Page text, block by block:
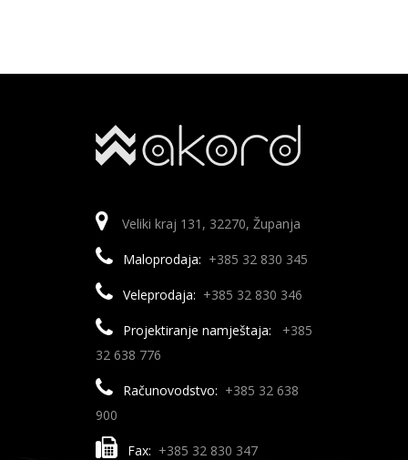
Veliki kraj 131, 32270, Županja
Maloprodaja: +385 32 830 345
Veleprodaja: +385 32 830 346
Projektiranje namještaja:
+385
32 638 776
Računovodstvo: +385 32 638
900
Fax: +385 32 830 347